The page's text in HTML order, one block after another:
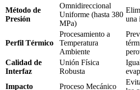
Método de
Presión
Omnidireccional
Uniforme (hasta 380
MPa)
una
Perfil Térmico
Procesamiento a
Temperatura
Ambiente
Calidad de
Interfaz
Unión Física
Robusta
Impacto
Proceso Mecánico